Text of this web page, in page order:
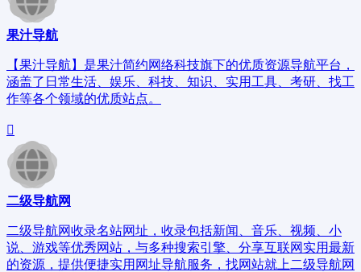
果汁导航
【果汁导航】是果汁简约网络科技旗下的优质资源导航平台，
涵盖了日常生活、娱乐、科技、知识、实用工具、考研、找工
作等各个领域的优质站点。
二级导航网
二级导航网收录名站网址，收录包括新闻、音乐、视频、小
说、游戏等优秀网站，与多种搜索引擎、分享互联网实用最新
的资源，提供便捷实用网址导航服务，找网站就上二级导航网